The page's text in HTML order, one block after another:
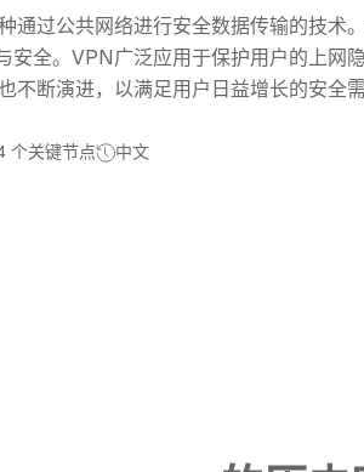
通过公共网络进行安全数据传输的技术
安全。VPN广泛应用于保护用户的上网
不断演进，以满足用户日益增长的安全需
个关键节点 中文